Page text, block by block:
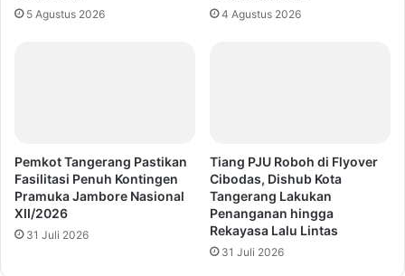
5 Agustus 2026 4 Agustus 2026
Pemkot Tangerang Pastikan
Fasilitasi Penuh Kontingen
Pramuka Jambore Nasional
XII/2026
31 Juli 2026
Tiang PJU Roboh di Flyover
Cibodas, Dishub Kota
Tangerang Lakukan
Penanganan hingga
Rekayasa Lalu Lintas
31 Juli 2026